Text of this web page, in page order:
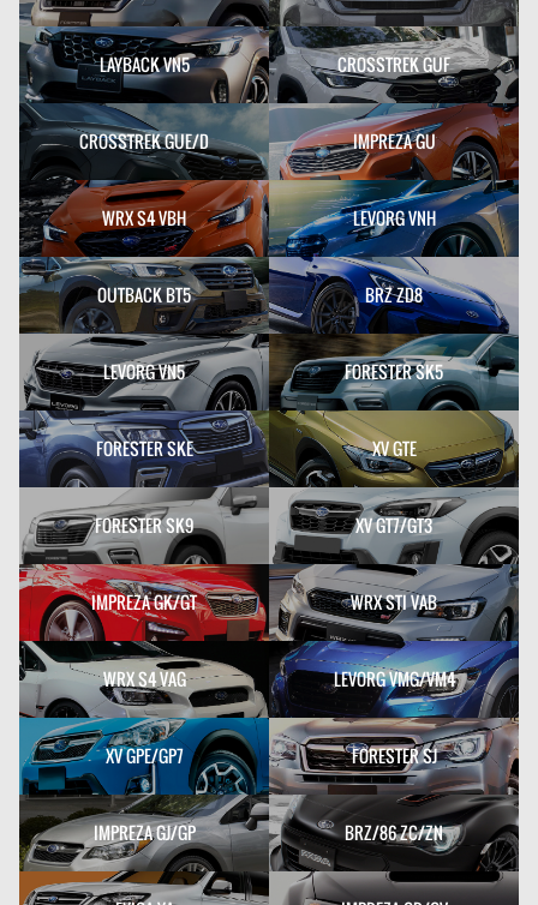
LAYBACK VN5 CROSSTREK GUF
CROSSTREK GUE/D IMPREZA GU
WRX S4 VBH LEVORG VNH
OUTBACK BT5 BRZ ZD8
LEVORG VN5 FORESTER SK5
FORESTER SKE XV GTE
FORESTER SK9 XV GT7/GT3
IMPREZA GK/GT WRX STI VAB
WRX S4 VAG LEVORG VMG/VM4
XV GPE/GP7 FORESTER SJ
IMPREZA GJ/GP BRZ/86 ZC/ZN